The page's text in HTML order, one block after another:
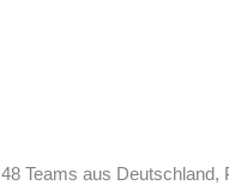
48 Teams aus Deutschland,